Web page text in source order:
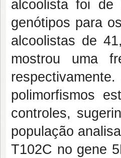
alcoolista foi
genótipos para
alcoolistas de
mostrou uma
polimorfismos
controles,
população
T102C no gene